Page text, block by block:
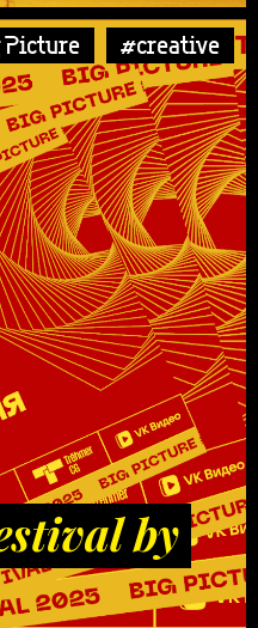
#creative
by